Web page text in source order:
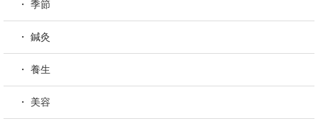
・ 季節
・ 鍼灸
・ 養生
・ 美容